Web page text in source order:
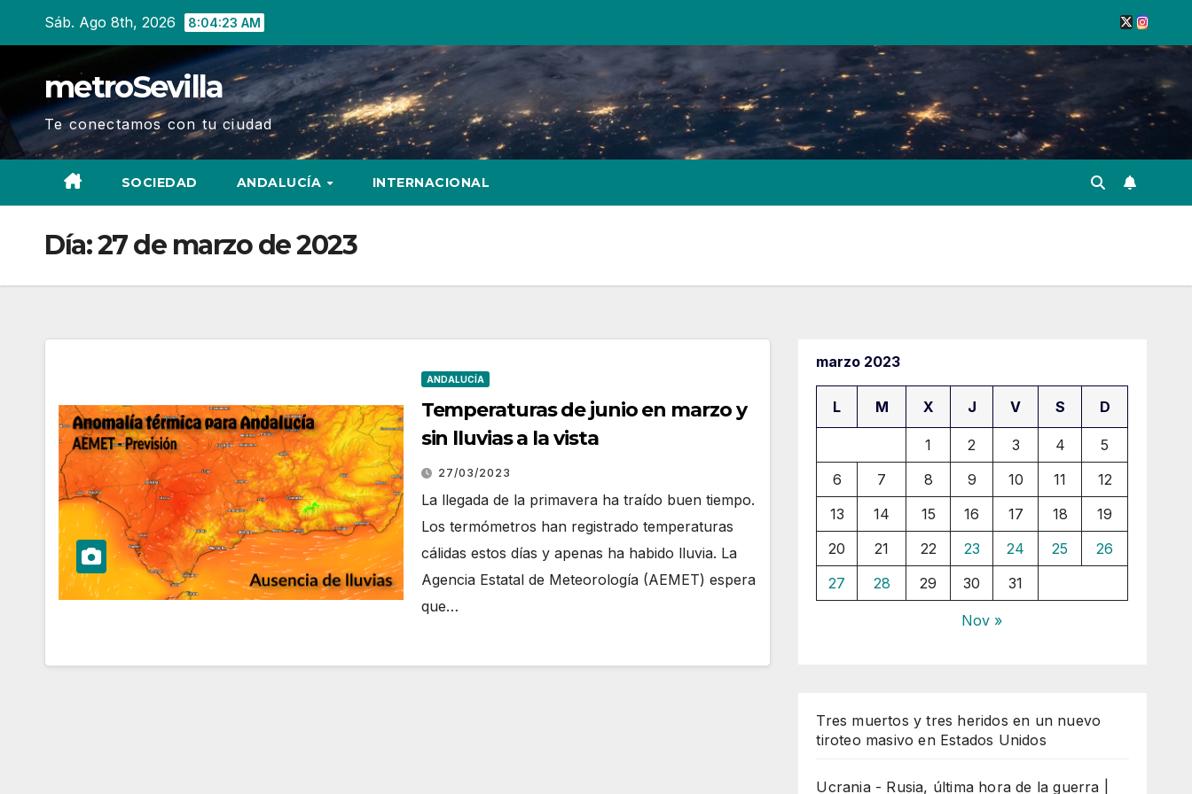
Sáb. Ago 8th, 2026 8:04:23 AM
metroSevilla
Te conectamos con tu ciudad
SOCIEDAD ANDALUCÍA INTERNACIONAL
Día:27 de marzo de 2023
ANDALUCÍA
Temperaturas de junio en marzo y
sin lluvias a la vista
27/03/2023
La llegada de la primavera ha traído buen tiempo.
Los termómetros han registrado temperaturas
cálidas estos días y apenas ha habido lluvia. La
Agencia Estatal de Meteorología (AEMET) espera
que…
marzo 2023
L M X J V S D
1 2 3 4
5
6
7 8 9 10 11
12
13
14 15 16 17 18
19
20
21 22 23 24 25
26
27
28 29 30 31
Nov »
Tres muertos y tres heridos en un nuevo
tiroteo masivo en Estados Unidos
Ucrania - Rusia, última hora de la guerra |